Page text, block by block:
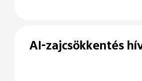
AI-zajcsökkentés